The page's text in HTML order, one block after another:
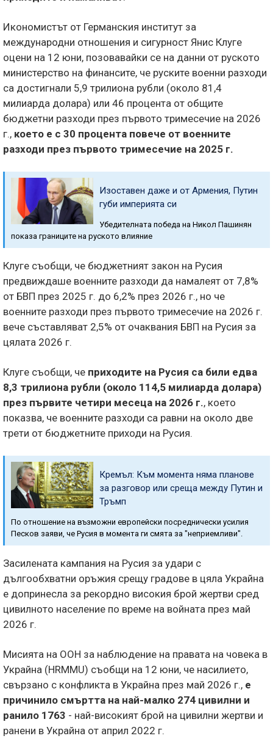
Икономистът от Германския институт за
международни отношения и сигурност Янис Клуге
оцени на 12 юни, позовавайки се на данни от руското
министерство на финансите, че руските военни разходи
са достигнали 5,9 трилиона рубли (около 81,4
милиарда долара) или 46 процента от общите
бюджетни разходи през първото тримесечие на 2026
г., което е с 30 процента повече от военните
разходи през първото тримесечие на 2025 г.
Изоставен даже и от Армения, Путин
губи империята си
Убедителната победа на Никол Пашинян
показа границите на руското влияние
Клуге съобщи, че бюджетният закон на Русия
предвиждаше военните разходи да намалеят от 7,8%
от БВП през 2025 г. до 6,2% през 2026 г., но че
военните разходи през първото тримесечие на 2026 г.
вече съставляват 2,5% от очаквания БВП на Русия за
цялата 2026 г.
Клуге съобщи, че приходите на Русия са били едва
8,3 трилиона рубли (около 114,5 милиарда долара)
през първите четири месеца на 2026 г., което
показва, че военните разходи са равни на около две
трети от бюджетните приходи на Русия.
Кремъл: Към момента няма планове
за разговор или среща между Путин и
Тръмп
По отношение на възможни европейски посреднически усилия
Песков заяви, че Русия в момента ги смята за "неприемливи".
Засилената кампания на Русия за удари с
дългообхватни оръжия срещу градове в цяла Украйна
е допринесла за рекордно високия брой жертви сред
цивилното население по време на войната през май
2026 г.
Мисията на ООН за наблюдение на правата на човека в
Украйна (HRMMU) съобщи на 12 юни, че насилието,
свързано с конфликта в Украйна през май 2026 г., е
причинило смъртта на най-малко 274 цивилни и
ранило 1763 - най-високият брой на цивилни жертви и
ранени в Украйна от април 2022 г.